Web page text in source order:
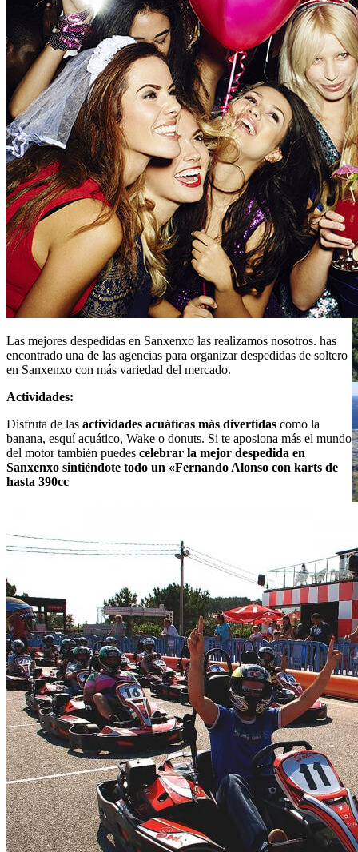
Las mejores despedidas en Sanxenxo las realizamos nosotros. has
encontrado una de las agencias para organizar despedidas de soltero
en Sanxenxo con más variedad del mercado.
Actividades:
Disfruta de las actividades acuáticas más divertidas como la
banana, esquí acuático, Wake o donuts. Si te aposiona más el mundo
del motor también puedes celebrar la mejor despedida en
Sanxenxo sintiéndote todo un «Fernando Alonso con karts de
hasta 390cc